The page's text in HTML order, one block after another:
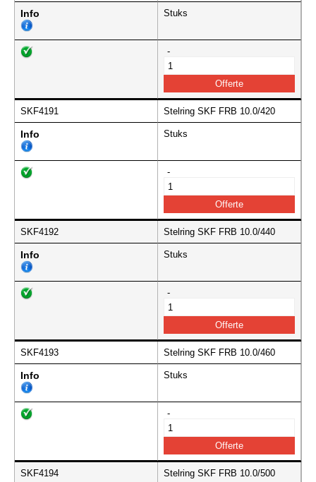
Info Stuks
-
SKF4191 Stelring SKF FRB 10.0/420
Info Stuks
-
SKF4192 Stelring SKF FRB 10.0/440
Info Stuks
-
SKF4193 Stelring SKF FRB 10.0/460
Info Stuks
-
SKF4194 Stelring SKF FRB 10.0/500